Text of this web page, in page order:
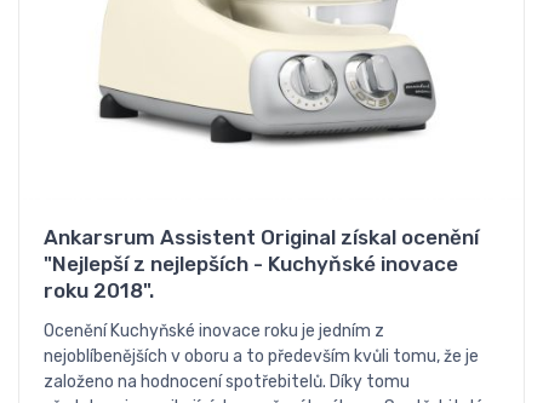
Ankarsrum Assistent Original získal ocenění
"Nejlepší z nejlepších - Kuchyňské inovace
roku 2018".
Ocenění Kuchyňské inovace roku je jedním z
nejoblíbenějších v oboru a to především kvůli tomu, že je
založeno na hodnocení spotřebitelů. Díky tomu